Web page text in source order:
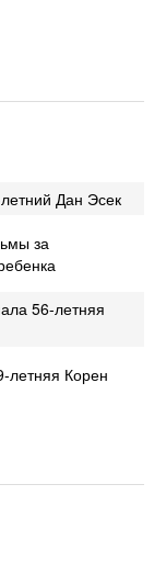
Дан Эсек
за
56-летняя
летняя Корен